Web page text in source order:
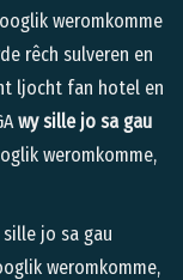
weromkomme
rêch sulveren en
ljocht fan hotel en
wy sille jo sa gau
weromkomme,
jo sa gau
weromkomme,